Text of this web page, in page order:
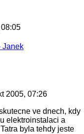
Janek
2005, 07:26
ve dnech, kdy
elektroinstalaci a
byla tehdy jeste